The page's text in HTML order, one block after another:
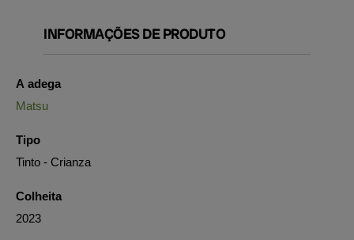
INFORMAÇÕES DE PRODUTO
A adega
Matsu
Tipo
Tinto - Crianza
Colheita
2023